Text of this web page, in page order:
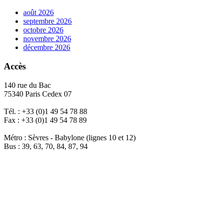
août 2026
septembre 2026
octobre 2026
novembre 2026
décembre 2026
Accès
140 rue du Bac
75340 Paris Cedex 07
Tél. : +33 (0)1 49 54 78 88
Fax : +33 (0)1 49 54 78 89
Métro : Sèvres - Babylone (lignes 10 et 12)
Bus : 39, 63, 70, 84, 87, 94